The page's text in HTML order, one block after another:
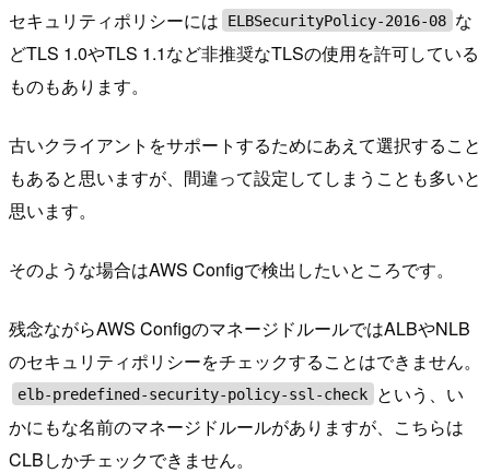
セキュリティポリシーには ELBSecurityPolicy-2016-08 な
どTLS 1.0やTLS 1.1など非推奨なTLSの使用を許可している
ものもあります。
古いクライアントをサポートするためにあえて選択すること
もあると思いますが、間違って設定してしまうことも多いと
思います。
そのような場合はAWS Configで検出したいところです。
残念ながらAWS ConfigのマネージドルールではALBやNLB
のセキュリティポリシーをチェックすることはできません。
elb-predefined-security-policy-ssl-check
という、い
かにもな名前のマネージドルールがありますが、こちらは
CLBしかチェックできません。